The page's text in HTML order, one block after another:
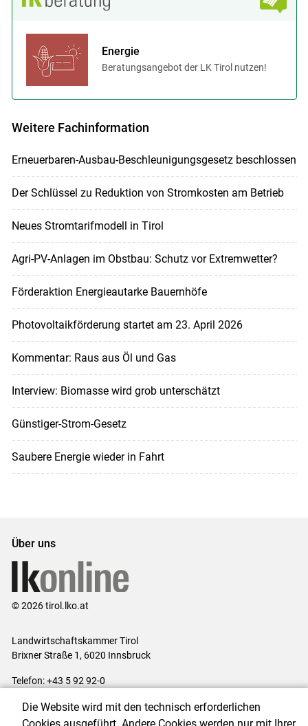
Energie
Beratungsangebot der LK Tirol nutzen!
Weitere Fachinformation
Erneuerbaren-Ausbau-Beschleunigungsgesetz beschlossen
Der Schlüssel zu Reduktion von Stromkosten am Betrieb
Neues Stromtarifmodell in Tirol
Agri-PV-Anlagen im Obstbau: Schutz vor Extremwetter?
Förderaktion Energieautarke Bauernhöfe
Photovoltaikförderung startet am 23. April 2026
Kommentar: Raus aus Öl und Gas
Interview: Biomasse wird grob unterschätzt
Günstiger-Strom-Gesetz
Saubere Energie wieder in Fahrt
Über uns
© 2026 tirol.lko.at
Landwirtschaftskammer Tirol
Brixner Straße 1, 6020 Innsbruck
Telefon: +43 5 92 92-0
Impressum|Kontakt|Datenschutzerklärung|Barrierefreiheit|
Die Website wird mit den technisch erforderlichen